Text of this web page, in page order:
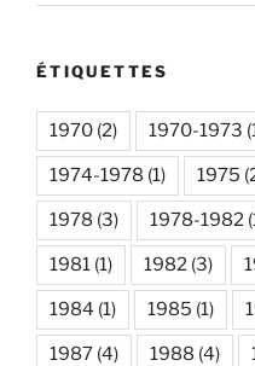
ÉTIQUETTES
1970 (2) 1970-1973
1974-1978 (1) 1975
1978 (3) 1978-1982
1981 (1) 1982 (3)
1984 (1) 1985 (1)
1987 (4) 1988 (4)